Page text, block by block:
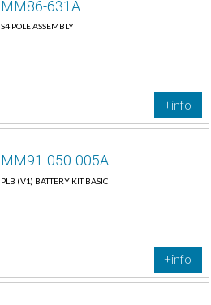
MM86-631A
S4 POLE ASSEMBLY
+info
MM91-050-005A
PLB (V1) BATTERY KIT BASIC
+info